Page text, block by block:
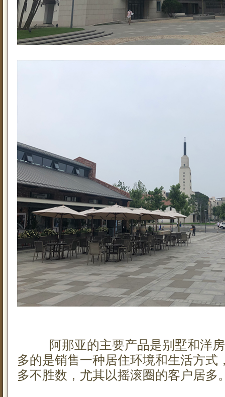
阿那亚的主要产品是别墅和洋房
多的是销售一种居住环境和生活方式
多不胜数，尤其以摇滚圈的客户居多